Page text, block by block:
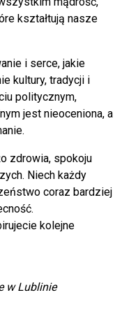
kształtują nasze
i serce, jakie
kultury, tradycji i
politycznym,
jest nieoceniona, a
zdrowia, spokoju
Niech każdy
coraz bardziej
kolejne
w Lublinie